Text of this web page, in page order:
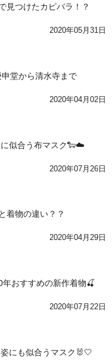
見つけたカピバラ！？
2020年05月31日
堂から清水寺まで
2020年04月02日
似合う布マスク🐑☁️
2020年07月26日
着物の違い？？
2020年04月29日
おすすめの新作着物🍒
2020年07月22日
にも似合うマスク🐰🤍